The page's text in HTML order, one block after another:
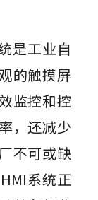
是工业自
的触摸屏
监控和控
，还减少
不可或缺
系统正